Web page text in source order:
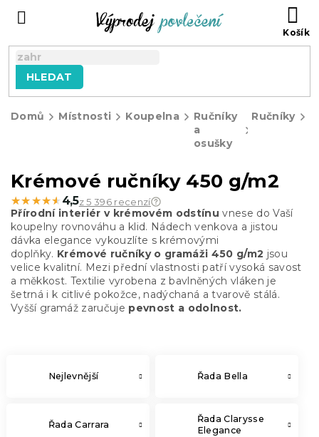
HLEDAT
Domů Místnosti Koupelna
Ručníky
a
osušky
Ručníky
Krémové ručníky 450 g/m2
★★★★★
★★★★★ 4,5z 5 396 recenzí
Přírodní interiér v krémovém odstínu vnese do Vaší
koupelny rovnováhu a klid. Nádech venkova a jistou
dávka elegance vykouzlíte s krémovými
doplňky. Krémové ručníky o gramáži 450 g/m2 jsou
velice kvalitní. Mezi přední vlastnosti patří vysoká savost
a měkkost. Textilie vyrobena z bavlněných vláken je
šetrná i k citlivé pokožce, nadýchaná a tvarově stálá.
Vyšší gramáž zaručuje pevnost a odolnost.
Nejlevnější Řada Bella
Řada Carrara
Řada Clarysse
Elegance